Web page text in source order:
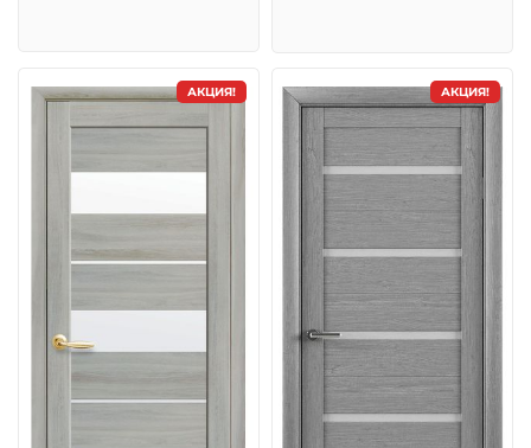
АКЦИЯ! АКЦИЯ!